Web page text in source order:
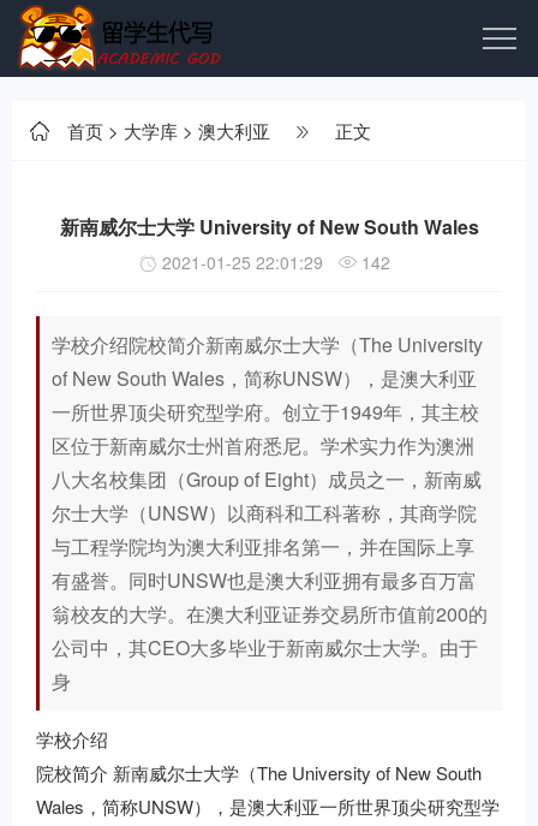
首页 > 大学库 > 澳大利亚 正文
新南威尔士大学 University of New South Wales
2021-01-25 22:01:29 142
学校介绍院校简介新南威尔士大学（The University
of New South Wales，简称UNSW），是澳大利亚
一所世界顶尖研究型学府。创立于1949年，其主校
区位于新南威尔士州首府悉尼。学术实力作为澳洲
八大名校集团（Group of Eight）成员之一，新南威
尔士大学（UNSW）以商科和工科著称，其商学院
与工程学院均为澳大利亚排名第一，并在国际上享
有盛誉。同时UNSW也是澳大利亚拥有最多百万富
翁校友的大学。在澳大利亚证券交易所市值前200的
公司中，其CEO大多毕业于新南威尔士大学。由于
身
学校介绍
院校简介 新南威尔士大学（The University of New South
Wales，简称UNSW），是澳大利亚一所世界顶尖研究型学